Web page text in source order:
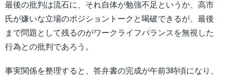
最後の批判は流石に、それ自体が勉強不足というか、高市
氏が嫌いな立場のポジショントークと喝破できるが、最後
まで問題として残るのがワークライフバランスを無視した
行為との批判であろう。
事実関係を整理すると、答弁書の完成が午前3時頃になり、